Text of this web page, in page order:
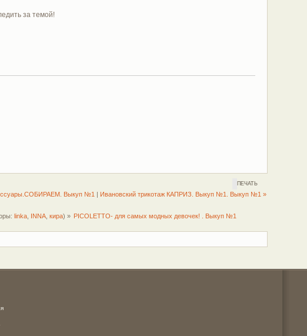
за темой!
ПЕЧАТЬ
Выкуп №1 | Ивановский трикотаж КАПРИЗ. Выкуп №1. Выкуп №1 »
linka INNA ,кира) » PICOLETTO- для самых модных девочек! . Выкуп №1